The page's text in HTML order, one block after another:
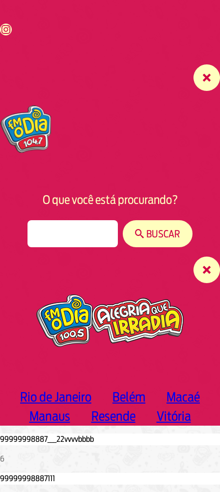
https://www.instagram.com/fmodia.cabofrio/
O que você está procurando?
BUSCAR
Rio de Janeiro Belém
Macaé
Manaus
Resende Vitória
6